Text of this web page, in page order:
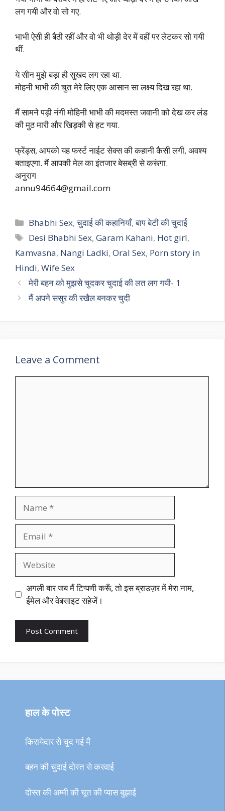
लग गयी और वो सो गए.
भाभी ऐसी ही बैठी रहीं और वो भी थोड़ी देर में वहीं पर लेटकर सो गयी
थीं.
ये सीन मुझे बड़ा ही सुखद लग रहा था.
मोहनी भाभी की चुत मेरे लिए एक आसान सा लक्ष्य दिख रहा था.
मैं सामने पड़ी नंगी मोहिनी भाभी की मदमस्त जवानी को देख कर लंड
की मुठ मारी और खिड़की से हट गया.
फ्रेंड्स, आपको यह फर्स्ट नाईट सेक्स की कहानी कैसी लगी, अवश्य
बताइएगा. मैं आपकी मेल का इंतजार बेसब्री से करूंगा.
अनुराग
annu94664@gmail.com
Categories
Bhabhi Sex,चुदाई की कहानियाँ,बाप बेटी की चुदाई
Tags
Desi Bhabhi Sex,Garam Kahani, Hot girl,
Kamvasna, Nangi Ladki, Oral Sex, Porn story in
Hindi, Wife Sex
मेरी बहन को मुझसे चुदकर चुदाई की लत लग गयी- 1
मैं अपने ससुर की रखैल बनकर चुदी
Leave a Comment
अगली बार जब मैं टिप्पणी करूँ, तो इस ब्राउज़र में मेरा नाम,
ईमेल और वेबसाइट सहेजें।
हाल के पोस्ट
किरायेदार से चुद गई मैं
बहन की चुदाई दोस्त से करवाई
दोस्त की अम्मी की चूत की प्यास बुझाई